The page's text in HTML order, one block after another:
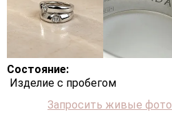
Состояние:
Изделие с пробегом
Запросить живые фото